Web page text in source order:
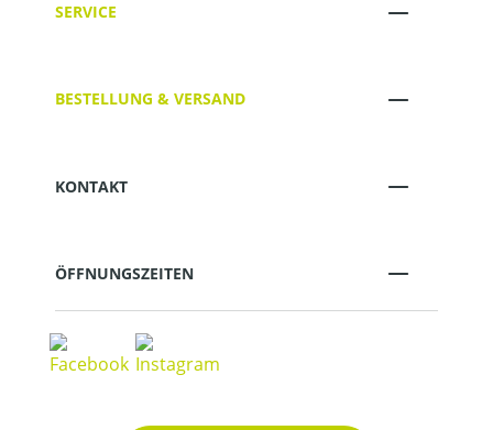
SERVICE
BESTELLUNG & VERSAND
KONTAKT
ÖFFNUNGSZEITEN